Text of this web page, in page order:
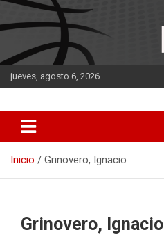
Saltar
al
contenido
jueves, agosto 6, 2026
DATA Basquet
Inicio Grinovero, Ignacio
Grinovero, Ignacio